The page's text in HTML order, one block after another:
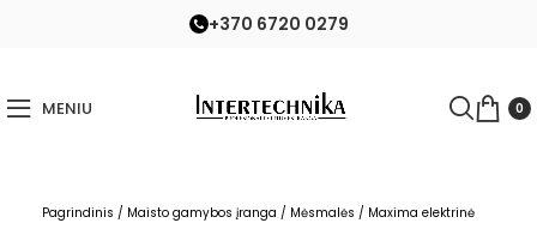
+370 6720 0279
MENIU 0
Pagrindinis / Maisto gamybos įranga / Mėsmalės / Maxima elektrinė